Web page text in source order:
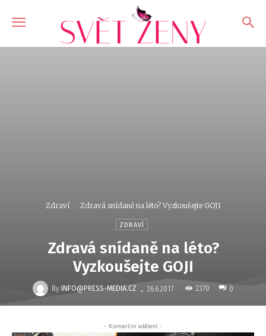
Zdraví Zdravá snídaně na léto? Vyzkoušejte GOJI
ZDRAVÍ
Zdravá snídaně na léto?
Vyzkoušejte GOJI
By INFO@PRESS-MEDIA.CZ - 26.6.2017 2370 0
- Komerční sdělení -